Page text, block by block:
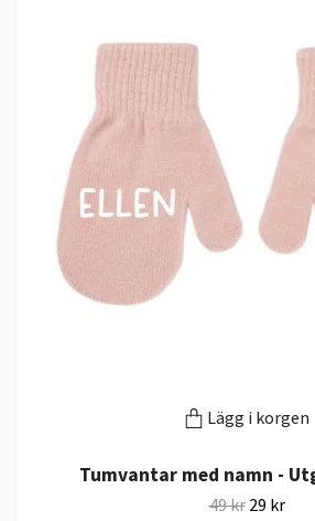
Lägg i korgen
Tumvantar med namn -
49 kr 29 kr